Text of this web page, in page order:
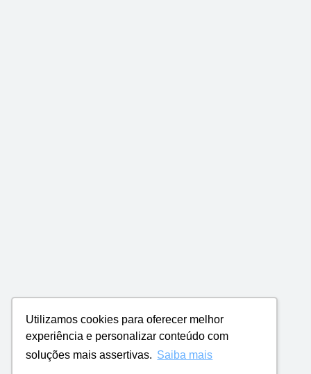
Utilizamos cookies para oferecer melhor
experiência e personalizar conteúdo com
soluções mais assertivas. Saiba mais